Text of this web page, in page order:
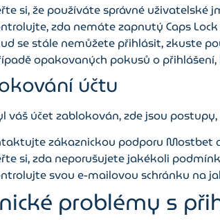
si, že používáte správné uživatelské
zda nemáte zapnutý Caps
se stále nemůžete přihlásit, zkuste
opakovaných pokusů o
účtu
váš účet zablokován, zde jsou
zákaznickou podporu Mostbet
si, zda neporušujete jakékoli
svou e-mailovou schránku na
problémy s